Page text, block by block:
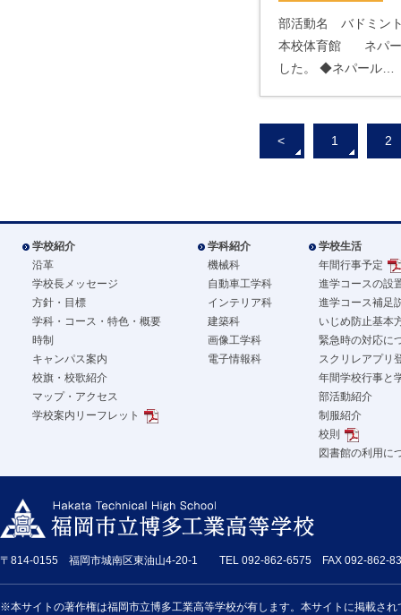
部活動名 バドミン
本校体育館 ネパー
した。 ◆ネパール…
< 1 2
学校紹介
沿革
学校長メッセージ
方針・目標
学科・コース・特色・概要
時制
キャンパス案内
校旗・校歌紹介
マップ・アクセス
学校案内リーフレット
学科紹介
機械科
自動車工学科
インテリア科
建築科
画像工学科
電子情報科
学校生活
年間行事予定
進学コースの設
進学コース補足
いじめ防止基本
緊急時の対応に
スクリレアプリ
年間学校行事と
部活動紹介
制服紹介
校則
図書館の利用に
〒814-0155 福岡市城南区東油山4-20-1 TEL 092-862-6575 FAX 092-862-
※本サイトの著作権は福岡市立博多工業高等学校が有します。本サイトに掲載さ